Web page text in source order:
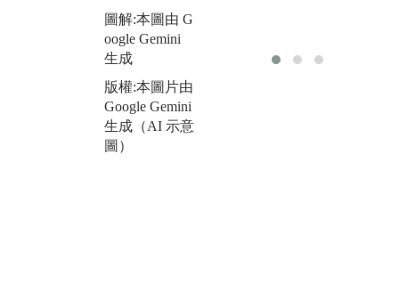
圖解:本圖由 G
oogle Gemini
生成
版權:本圖片由
Google Gemini
生成（AI 示意
圖）
習、財產法實